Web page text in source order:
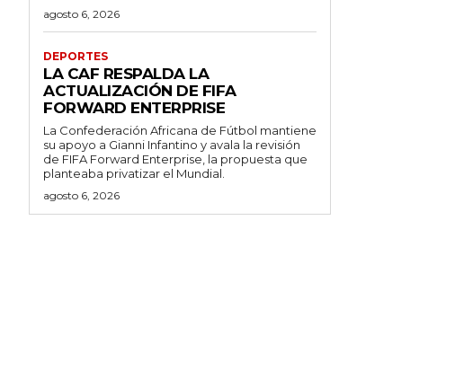
agosto 6, 2026
DEPORTES
LA CAF RESPALDA LA
ACTUALIZACIÓN DE FIFA
FORWARD ENTERPRISE
La Confederación Africana de Fútbol mantiene
su apoyo a Gianni Infantino y avala la revisión
de FIFA Forward Enterprise, la propuesta que
planteaba privatizar el Mundial.
agosto 6, 2026